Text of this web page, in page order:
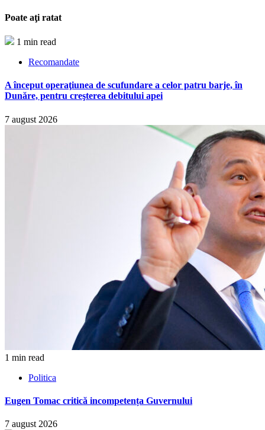
Poate aţi ratat
1 min read
Recomandate
A început operaţiunea de scufundare a celor patru barje, în
Dunăre, pentru creşterea debitului apei
7 august 2026
1 min read
Politica
Eugen Tomac critică incompetența Guvernului
7 august 2026